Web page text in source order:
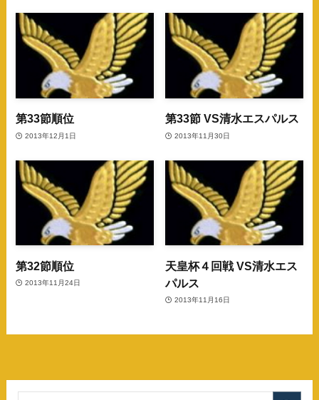
第33節順位
2013年12月1日
第33節 VS清水エスパルス
2013年11月30日
第32節順位
2013年11月24日
天皇杯４回戦 VS清水エス
パルス
2013年11月16日